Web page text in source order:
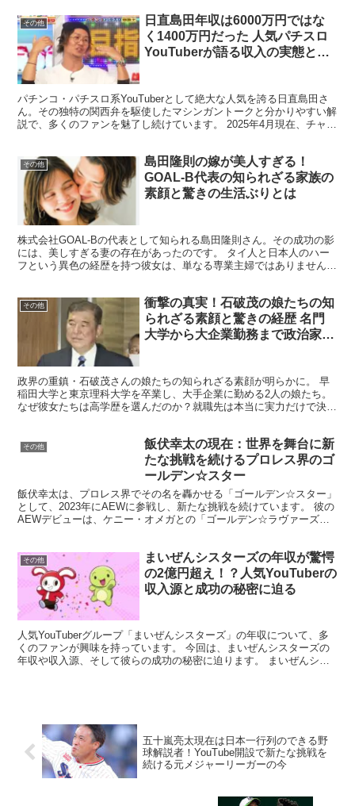
その他
日直島田年収は6000万円ではな
く1400万円だった 人気パチスロ
YouTuberが語る収入の実態と働
パチンコ・パチスロ系YouTuberとして絶大な人気を誇る日直島田さ
ん。その独特の関西弁を駆使したマシンガントークと分かりやすい解
説で、多くのファンを魅了し続けています。 2025年4月現在、チャン
その他
島田隆則の嫁が美人すぎる！
GOAL-B代表の知られざる家族の
素顔と驚きの生活ぶりとは
株式会社GOAL-Bの代表として知られる島田隆則さん。その成功の影
には、美しすぎる妻の存在があったのです。 タイ人と日本人のハー
フという異色の経歴を持つ彼女は、単なる専業主婦ではありません。
その他
衝撃の真実！石破茂の娘たちの知
られざる素顔と驚きの経歴 名門
大学から大企業勤務まで政治家の
政界の重鎮・石破茂さんの娘たちの知られざる素顔が明らかに。 早
稲田大学と東京理科大学を卒業し、大手企業に勤める2人の娘たち。
なぜ彼女たちは高学歴を選んだのか？就職先は本当に実力だけで決ま
その他
飯伏幸太の現在：世界を舞台に新
たな挑戦を続けるプロレス界のゴ
ールデン☆スター
飯伏幸太は、プロレス界でその名を轟かせる「ゴールデン☆スター」
として、2023年にAEWに参戦し、新たな挑戦を続けています。 彼の
AEWデビューは、ケニー・オメガとの「ゴールデン☆ラヴァーズ」
その他
まいぜんシスターズの年収が驚愕
の2億円超え！？人気YouTuberの
収入源と成功の秘密に迫る
人気YouTuberグループ「まいぜんシスターズ」の年収について、多
くのファンが興味を持っています。 今回は、まいぜんシスターズの
年収や収入源、そして彼らの成功の秘密に迫ります。 まいぜんシス
五十嵐亮太現在は日本一行列のできる野
球解説者！YouTube開設で新たな挑戦を
続ける元メジャーリーガーの今